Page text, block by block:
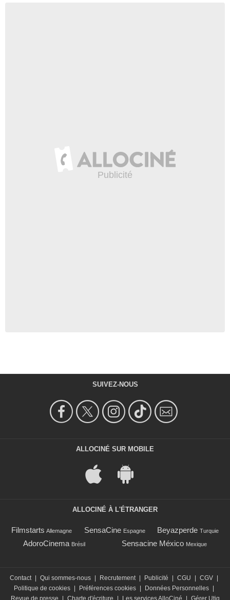
SUIVEZ-NOUS
ALLOCINÉ SUR MOBILE
ALLOCINÉ À L'ÉTRANGER
Filmstarts Allemagne SensaCine Espagne Beyazperde Turquie
AdoroCinema Brésil Sensacine México Mexique
Contact Qui sommes-nous Recrutement Publicité CGU CGV
Politique de cookies
Préférences cookies Données Personnelles